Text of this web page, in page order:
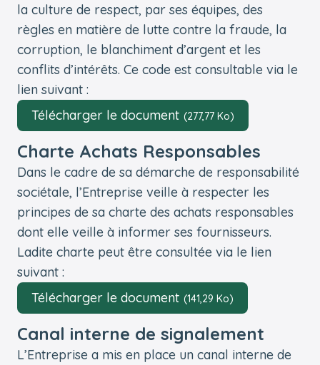
la culture de respect, par ses équipes, des
règles en matière de lutte contre la fraude, la
corruption, le blanchiment d’argent et les
conflits d’intérêts. Ce code est consultable via le
lien suivant :
Télécharger le document (277,77 Ko)
Charte Achats Responsables
Dans le cadre de sa démarche de responsabilité
sociétale, l’Entreprise veille à respecter les
principes de sa charte des achats responsables
dont elle veille à informer ses fournisseurs.
Ladite charte peut être consultée via le lien
suivant :
Télécharger le document (141,29 Ko)
Canal interne de signalement
L’Entreprise a mis en place un canal interne de